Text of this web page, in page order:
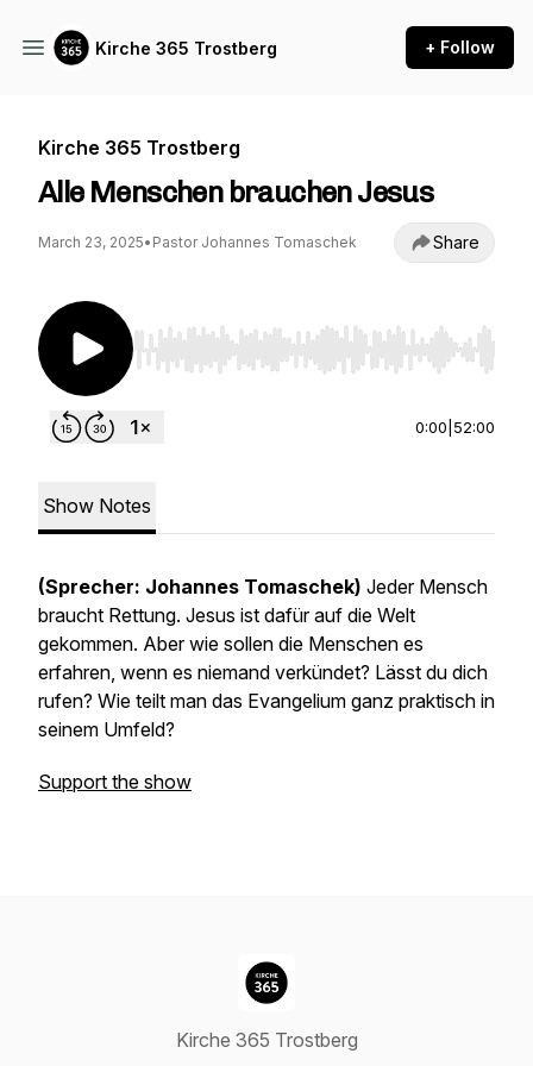
Kirche 365 Trostberg + Follow
Kirche 365 Trostberg
Alle Menschen brauchen Jesus
March 23, 2025• Pastor Johannes Tomaschek Share
Use Left/Right to seek, Home/End to jump to
0:00 52:00
Show Notes
(Sprecher: Johannes Tomaschek) Jeder Mensch
braucht Rettung. Jesus ist dafür auf die Welt
gekommen. Aber wie sollen die Menschen es
erfahren, wenn es niemand verkündet? Lässt du dich
rufen? Wie teilt man das Evangelium ganz praktisch in
seinem Umfeld?
Support the show
Kirche 365 Trostberg